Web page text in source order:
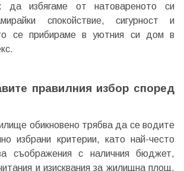
Регистрация
да избягаме от натовареното си
спокойствие, сигурност и
се прибираме в уютния си дом в
правилния избор според
обикновено трябва да се водите
избрани критерии, като най-често
съображения с наличния бюджет,
и изисквания за жилищна площ,